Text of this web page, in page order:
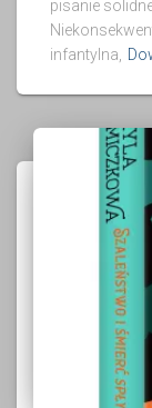
pisanie
infantylna,